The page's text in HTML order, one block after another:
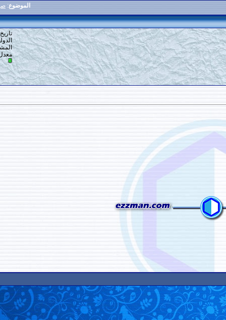
صور أمطار غزيرة في مكة
#
4
تاريخ التسجيل: 16-12-2013
الدولة: أرض الله
المشاركات: 1,390
معدل تقييم المستوى: 10